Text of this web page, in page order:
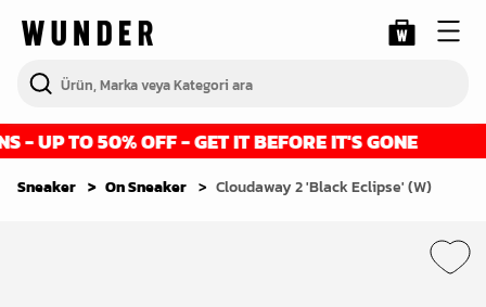
UP TO 50% OFF - GET IT BEFORE IT'S GONE
Sneaker On Sneaker Cloudaway 2 'Black Eclipse' (W)